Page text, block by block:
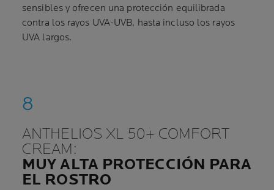
sensibles y ofrecen una protección equilibrada
contra los rayos UVA-UVB, hasta incluso los rayos
UVA largos.
ANTHELIOS XL 50+ COMFORT
CREAM:
MUY ALTA PROTECCIÓN PARA
EL ROSTRO